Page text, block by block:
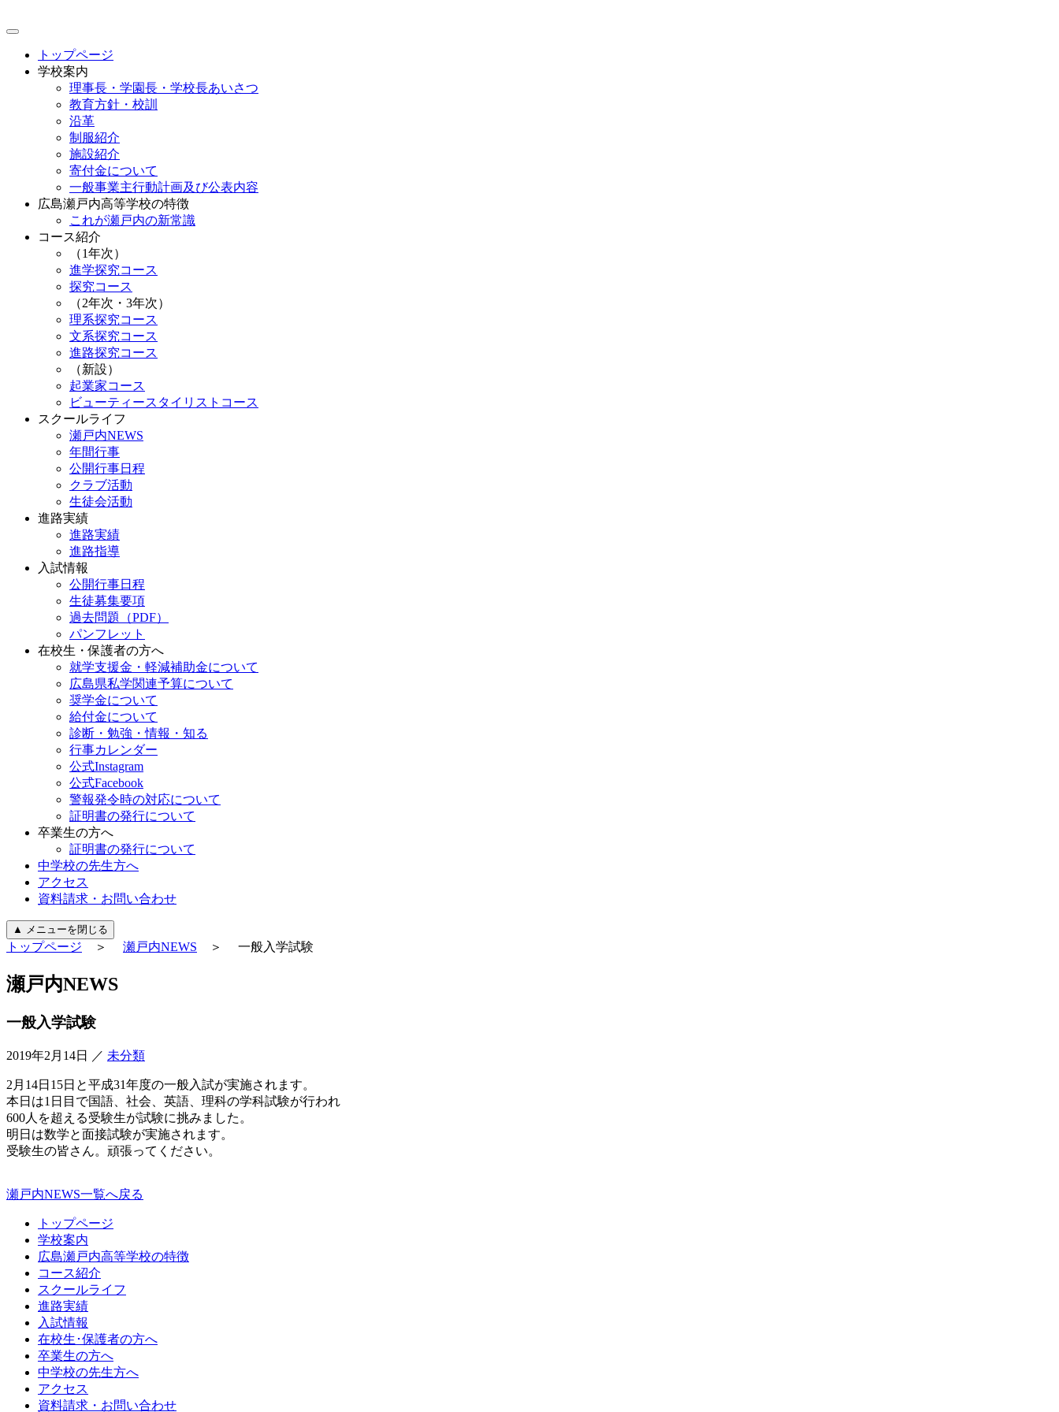
トップページ
学校案内
理事長・学園長・学校長あいさつ
教育方針・校訓
沿革
制服紹介
施設紹介
寄付金について
一般事業主行動計画及び公表内容
広島瀬戸内高等学校の特徴
これが瀬戸内の新常識
コース紹介
（1年次）
進学探究コース
探究コース
（2年次・3年次）
理系探究コース
文系探究コース
進路探究コース
（新設）
起業家コース
ビューティースタイリストコース
スクールライフ
瀬戸内NEWS
年間行事
公開行事日程
クラブ活動
生徒会活動
進路実績
進路実績
進路指導
入試情報
公開行事日程
生徒募集要項
過去問題（PDF）
パンフレット
在校生・保護者の方へ
就学支援金・軽減補助金について
広島県私学関連予算について
奨学金について
給付金について
診断・勉強・情報・知る
行事カレンダー
公式Instagram
公式Facebook
警報発令時の対応について
証明書の発行について
卒業生の方へ
証明書の発行について
中学校の先生方へ
アクセス
資料請求・お問い合わせ
▲ メニューを閉じる
トップページ ＞ 瀬戸内NEWS ＞ 一般入学試験
瀬戸内NEWS
一般入学試験
2019年2月14日 ／ 未分類
2月14日15日と平成31年度の一般入試が実施されます。
本日は1日目で国語、社会、英語、理科の学科試験が行われ
600人を超える受験生が試験に挑みました。
明日は数学と面接試験が実施されます。
受験生の皆さん。頑張ってください。
瀬戸内NEWS一覧へ戻る
トップページ
学校案内
広島瀬戸内高等学校の特徴
コース紹介
スクールライフ
進路実績
入試情報
在校生･保護者の方へ
卒業生の方へ
中学校の先生方へ
アクセス
資料請求・お問い合わせ